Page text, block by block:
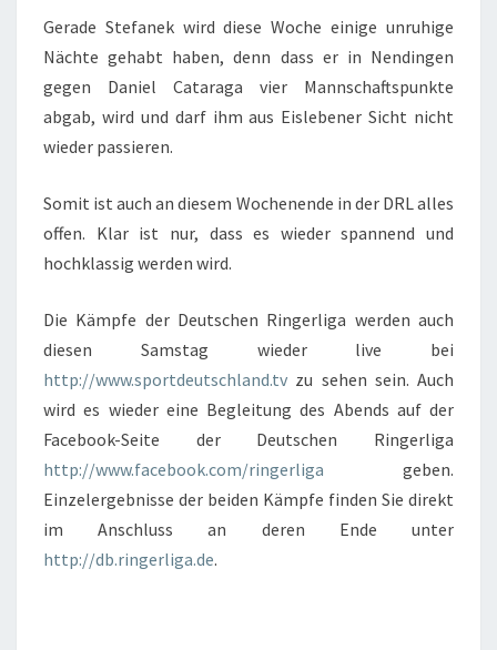
Gerade Stefanek wird diese Woche einige unruhige
Nächte gehabt haben, denn dass er in Nendingen
gegen Daniel Cataraga vier Mannschaftspunkte
abgab, wird und darf ihm aus Eislebener Sicht nicht
wieder passieren.
Somit ist auch an diesem Wochenende in der DRL alles
offen. Klar ist nur, dass es wieder spannend und
hochklassig werden wird.
Die Kämpfe der Deutschen Ringerliga werden auch
diesen Samstag wieder live bei
http://www.sportdeutschland.tv zu sehen sein. Auch
wird es wieder eine Begleitung des Abends auf der
Facebook-Seite der Deutschen Ringerliga
http://www.facebook.com/ringerliga geben.
Einzelergebnisse der beiden Kämpfe finden Sie direkt
im Anschluss an deren Ende unter
http://db.ringerliga.de.